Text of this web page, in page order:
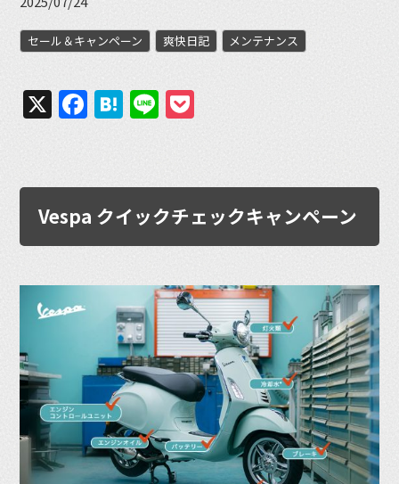
セール＆キャンペーン 爽快日記 メンテナンス
X Facebook
Hatena
Line
Vespa クイックチェックキャンペーン